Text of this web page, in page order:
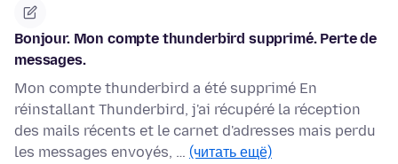
Bonjour. Mon compte thunderbird supprimé. Perte de
messages.
Mon compte thunderbird a été supprimé En
réinstallant Thunderbird, j'ai récupéré la réception
des mails récents et le carnet d'adresses mais perdu
les messages envoyés, … (читать ещё)